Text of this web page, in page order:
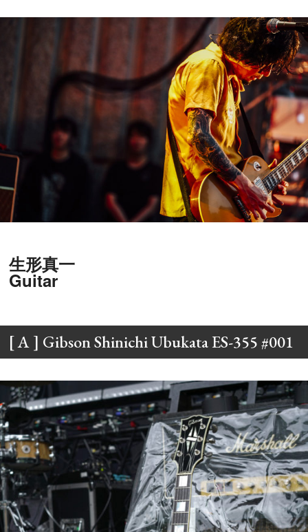
生形真一
Guitar
[ A ] Gibson Shinichi Ubukata ES-355 #001